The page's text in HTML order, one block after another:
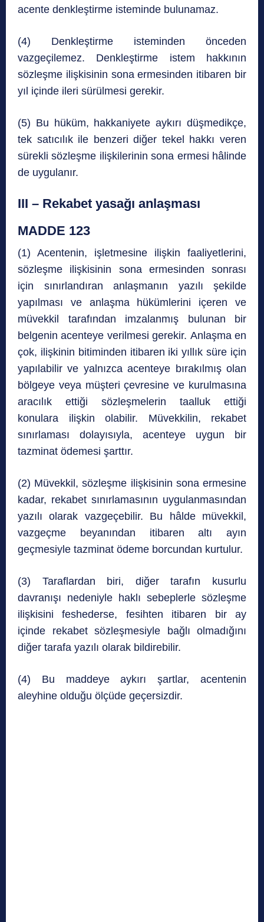
acente denkleştirme isteminde bulunamaz.
(4) Denkleştirme isteminden önceden
vazgeçilemez. Denkleştirme istem hakkının
sözleşme ilişkisinin sona ermesinden itibaren bir
yıl içinde ileri sürülmesi gerekir.
(5) Bu hüküm, hakkaniyete aykırı düşmedikçe,
tek satıcılık ile benzeri diğer tekel hakkı veren
sürekli sözleşme ilişkilerinin sona ermesi hâlinde
de uygulanır.
III – Rekabet yasağı anlaşması
MADDE 123
(1) Acentenin, işletmesine ilişkin faaliyetlerini,
sözleşme ilişkisinin sona ermesinden sonrası
için sınırlandıran anlaşmanın yazılı şekilde
yapılması ve anlaşma hükümlerini içeren ve
müvekkil tarafından imzalanmış bulunan bir
belgenin acenteye verilmesi gerekir. Anlaşma en
çok, ilişkinin bitiminden itibaren iki yıllık süre için
yapılabilir ve yalnızca acenteye bırakılmış olan
bölgeye veya müşteri çevresine ve kurulmasına
aracılık ettiği sözleşmelerin taalluk ettiği
konulara ilişkin olabilir. Müvekkilin, rekabet
sınırlaması dolayısıyla, acenteye uygun bir
tazminat ödemesi şarttır.
(2) Müvekkil, sözleşme ilişkisinin sona ermesine
kadar, rekabet sınırlamasının uygulanmasından
yazılı olarak vazgeçebilir. Bu hâlde müvekkil,
vazgeçme beyanından itibaren altı ayın
geçmesiyle tazminat ödeme borcundan kurtulur.
(3) Taraflardan biri, diğer tarafın kusurlu
davranışı nedeniyle haklı sebeplerle sözleşme
ilişkisini feshederse, fesihten itibaren bir ay
içinde rekabet sözleşmesiyle bağlı olmadığını
diğer tarafa yazılı olarak bildirebilir.
(4) Bu maddeye aykırı şartlar, acentenin
aleyhine olduğu ölçüde geçersizdir.